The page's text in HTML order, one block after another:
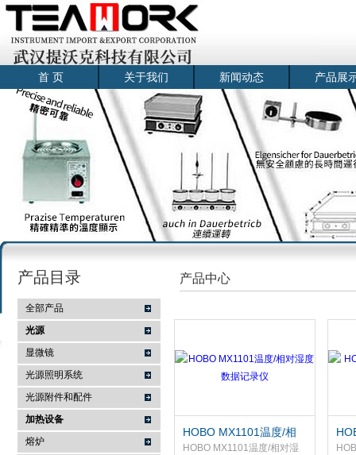
武汉提沃克科技有限公司
首 页 关于我们 新闻动态 产品展
产品目录
全部产品
光源
显微镜
光源照明系统
光源附件和配件
加热设备
熔炉
产品中心
HOBO MX1101温度/相
对湿度数据记录仪
HOBO MX1101温度/相对湿
据